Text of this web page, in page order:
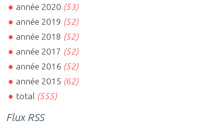
année 2020 (53)
année 2019 (52)
année 2018 (52)
année 2017 (52)
année 2016 (52)
année 2015 (62)
total (555)
Flux RSS